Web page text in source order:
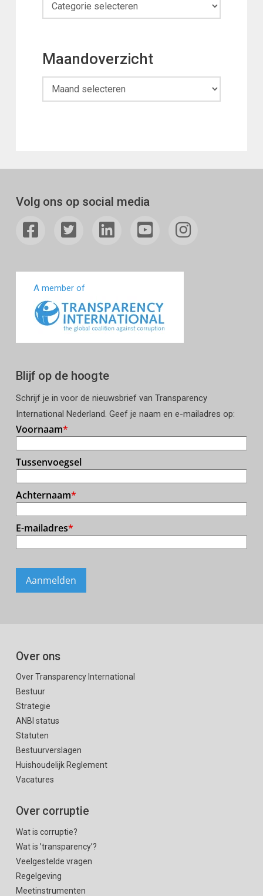
Maandoverzicht
Maandoverzicht
Volg ons op social media
A member of
Blijf op de hoogte
Schrijf je in voor de nieuwsbrief van Transparency
International Nederland. Geef je naam en e-mailadres op:
Over ons
Over Transparency International
Bestuur
Strategie
ANBI status
Statuten
Bestuurverslagen
Huishoudelijk Reglement
Vacatures
Over corruptie
Wat is corruptie?
Wat is ’transparency’?
Veelgestelde vragen
Regelgeving
Meetinstrumenten